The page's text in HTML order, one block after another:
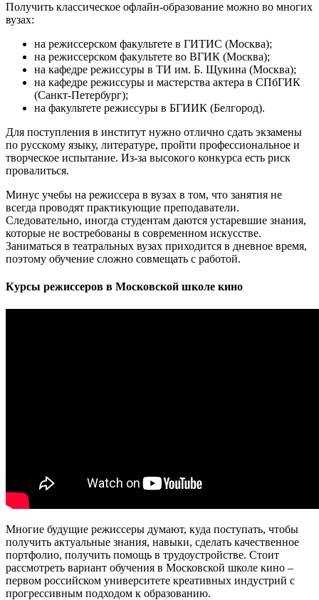
Получить классическое офлайн-образование можно во многих
вузах:
на режиссерском факультете в ГИТИС (Москва);
на режиссерском факультете во ВГИК (Москва);
на кафедре режиссуры в ТИ им. Б. Щукина (Москва);
на кафедре режиссуры и мастерства актера в СПбГИК
(Санкт-Петербург);
на факультете режиссуры в БГИИК (Белгород).
Для поступления в институт нужно отлично сдать экзамены
по русскому языку, литературе, пройти профессиональное и
творческое испытание. Из-за высокого конкурса есть риск
провалиться.
Минус учебы на режиссера в вузах в том, что занятия не
всегда проводят практикующие преподаватели.
Следовательно, иногда студентам даются устаревшие знания,
которые не востребованы в современном искусстве.
Заниматься в театральных вузах приходится в дневное время,
поэтому обучение сложно совмещать с работой.
Курсы режиссеров в Московской школе кино
Многие будущие режиссеры думают, куда поступать, чтобы
получить актуальные знания, навыки, сделать качественное
портфолио, получить помощь в трудоустройстве. Стоит
рассмотреть вариант обучения в Московской школе кино –
первом российском университете креативных индустрий с
прогрессивным подходом к образованию.